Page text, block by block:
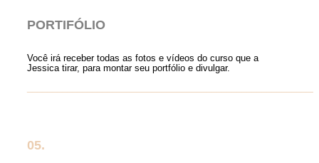
PORTIFÓLIO
Você irá receber todas as fotos e vídeos do curso que a
Jessica tirar, para montar seu portfólio e divulgar.
05.